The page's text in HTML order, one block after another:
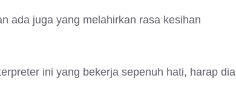
ada juga yang melahirkan rasa kesihan
ini yang bekerja sepenuh hati, harap dia